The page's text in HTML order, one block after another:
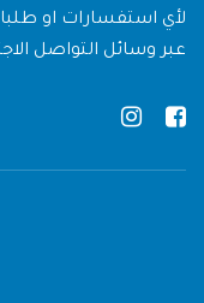
لأي استفسارات او
عبر وسائل التواصل